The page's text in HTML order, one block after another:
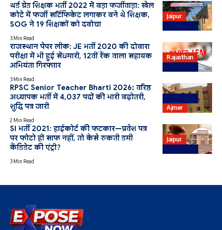
Jaipur
थर्ड ग्रेड शिक्षक भर्ती 2022 में बड़ा फर्जीवाड़ा: खेल
कोटे में फर्जी सर्टिफिकेट लगाकर बने थे शिक्षक,
SOG ने 19 शिक्षकों को दबोचा
3 Min Read
Rajasthan
राजस्थान पेपर लीक: JE भर्ती 2020 की दोबारा
परीक्षा में भी हुई सेंधमारी, 12वीं रैंक वाला सहायक
अभियंता गिरफ्तार
3 Min Read
Ajmer
RPSC Senior Teacher Bharti 2026: वरिष्ठ
अध्यापक भर्ती में 4,037 पदों की भारी बढ़ोतरी,
शुद्धि पत्र जारी
2 Min Read
Jaipur
SI भर्ती 2021: हाईकोर्ट की फटकार—प्रवेश पत्र
पर फोटो ही साफ नहीं, तो कैसे रुकती डमी
कैंडिडेट की एंट्री?
3 Min Read